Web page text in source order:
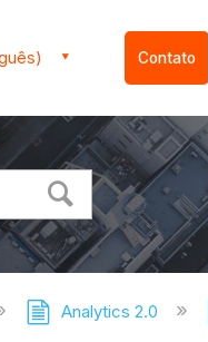
Contato
Analytics 2.0